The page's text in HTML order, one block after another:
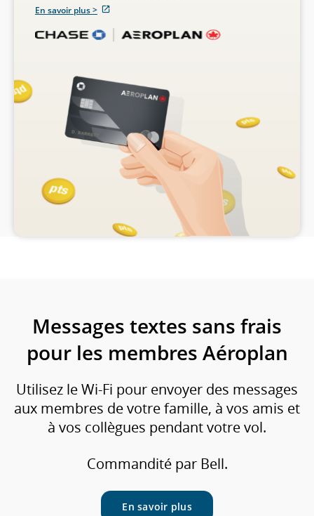
En savoir plus >
externe
qui
les
directives
matière
d’accessibilité
ou
les
préférences
linguistiques.
Messages textes sans frais
pour les membres Aéroplan
Utilisez le Wi-Fi pour envoyer des messages
aux membres de votre famille, à vos amis et
à vos collègues pendant votre vol.
Commandité par Bell.
En savoir plus